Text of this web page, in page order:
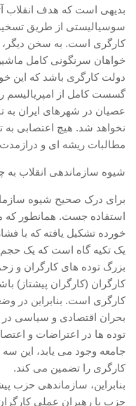
مائوئیست ها –
IMT گرایش بین المللی مارکسیستی
SWP حزب کارگر سوسیالیست
آنارشیست ها
مارکسیسم
لنینیسم
تروتسکیسم
استالینیسم
آنارکو سندیکالیسم
آموزش مارکسیستی
اجتماعی
کمیته اقدام کارگری
جوانان
زنان
ملیت ها
تاریخی
شبکه همبستگی کارگری
بدیهی است که هدف انقلاب
سوسیالیستی از طریق
کارگری است. به سخن دیگر،
خواهان سرنگونی کامل
دولت کارگری باشد که این
گسست کامل از امپریالیسم
عصیان در شهرهای ایران به
نخواهد شد. هیچ اعتصابی به
مطالبات ریشه ای و
شیوه سازماندهی انقلاب
برای درک صحیح شیوه
استفاده جست. همانطور که
خورده تشکیل یافته که با
یک تکیه گاه است که یک حجم
بزرگ توده های کارگران و
کارگران (کارگران پیشتاز)
کارگری است. بنابراین در
بحران اقتصادی و سیاسی
توده ها در اعتراضات و
جامعه وجود می یابد، این سه
کارگری را تضمین می کند.
بنابراین، سازماندهی حزب
حزب با رهبران عملی